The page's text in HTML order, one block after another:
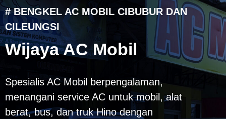
# BENGKEL AC MOBIL CIBUBUR DAN
CILEUNGSI
Wijaya AC Mobil
Spesialis AC Mobil berpengalaman,
menangani service AC untuk mobil, alat
berat, bus, dan truk Hino dengan